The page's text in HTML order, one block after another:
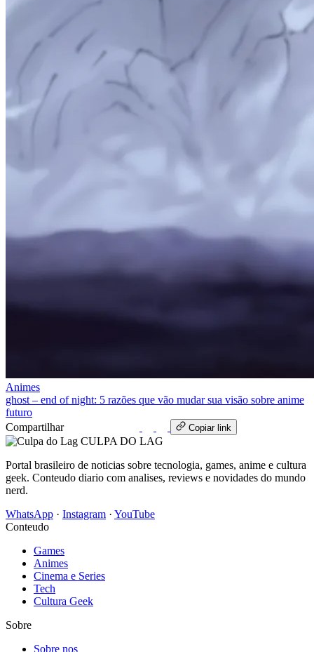
Animes
ghost – end of night: 5 razões que vão mudar sua visão sobre anime
futuro
Compartilhar
Copiar link
CULPA DO LAG
Portal brasileiro de noticias sobre tecnologia, games, anime e cultura
geek. Conteudo diario com analises, reviews e novidades do mundo
nerd.
WhatsApp · Instagram · YouTube
Conteudo
Games
Animes
Cinema e Series
Tech
Cultura Geek
Sobre
Sobre nos